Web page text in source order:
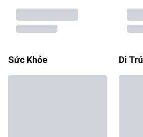
Sức Khỏe Di Trú